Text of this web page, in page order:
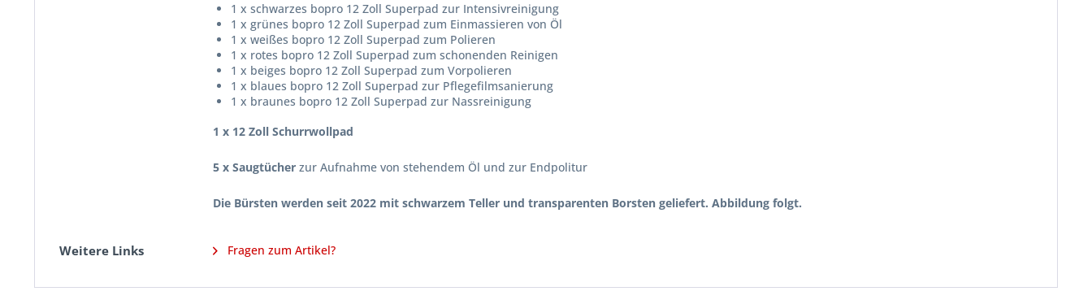
1 x schwarzes bopro 12 Zoll Superpad zur Intensivreinigung
1 x grünes bopro 12 Zoll Superpad zum Einmassieren von Öl
1 x weißes bopro 12 Zoll Superpad zum Polieren
1 x rotes bopro 12 Zoll Superpad zum schonenden Reinigen
1 x beiges bopro 12 Zoll Superpad zum Vorpolieren
1 x blaues bopro 12 Zoll Superpad zur Pflegefilmsanierung
1 x braunes bopro 12 Zoll Superpad zur Nassreinigung
1 x 12 Zoll Schurrwollpad
5 x Saugtücherzur Aufnahme von stehendem Öl und zur Endpolitur
Die Bürsten werden seit 2022 mit schwarzem Teller und transparenten Borsten geliefert. Abbildung folgt.
Weitere Links Fragen zum Artikel?